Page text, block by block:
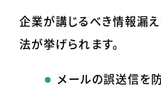
企業が講じるべき情報漏
法が挙げられます。
メールの誤送信を